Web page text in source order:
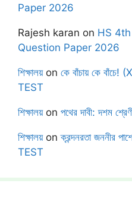
Paper 2026
Rajesh karan on HS
Question Paper 2026
শিক্ষালয়on কে বাঁচায় কে
TEST
শিক্ষালয়on পথের দাবী: দশম
শিক্ষালয়onক্রন্দনরতা জননীর
TEST